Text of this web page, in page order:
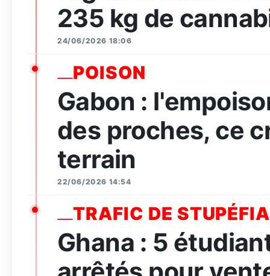
235 kg de
24/06/2026 18:06
POISON
Gabon :
des proches, ce
terrain
22/06/2026 14:54
TRAFIC DE
Ghana : 5